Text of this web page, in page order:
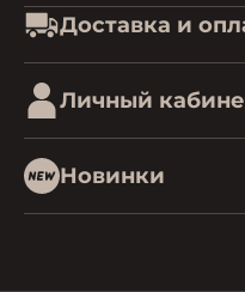
Доставка и
Личный
Новинки